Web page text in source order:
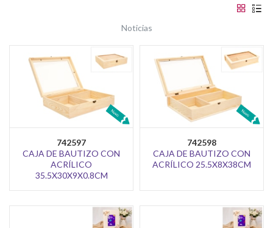
noticias
742597
CAJA DE BAUTIZO CON
ACRÍLICO
35.5X30X9X0.8CM
742598
CAJA DE BAUTIZO CON
ACRÍLICO 25.5X8X38CM